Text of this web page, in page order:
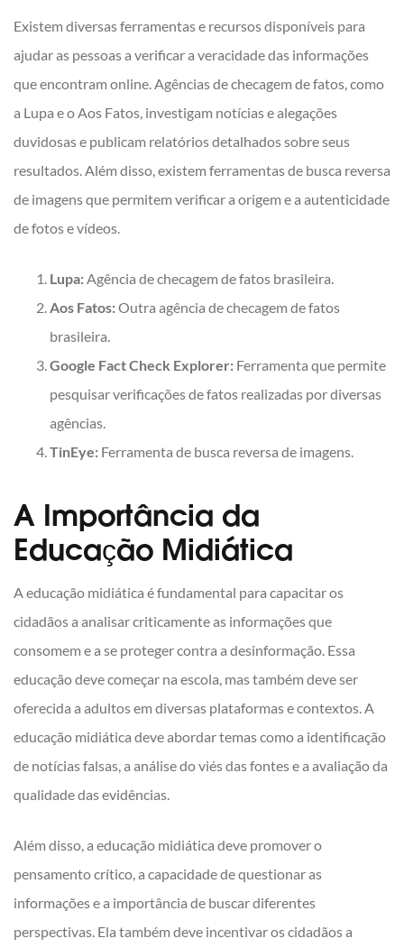
Existem diversas ferramentas e recursos disponíveis para
ajudar as pessoas a verificar a veracidade das informações
que encontram online. Agências de checagem de fatos, como
a Lupa e o Aos Fatos, investigam notícias e alegações
duvidosas e publicam relatórios detalhados sobre seus
resultados. Além disso, existem ferramentas de busca reversa
de imagens que permitem verificar a origem e a autenticidade
de fotos e vídeos.
Lupa: Agência de checagem de fatos brasileira.
Aos Fatos:Outra agência de checagem de fatos
brasileira.
Google Fact Check Explorer: Ferramenta que permite
pesquisar verificações de fatos realizadas por diversas
agências.
TinEye: Ferramenta de busca reversa de imagens.
A Importância da
Educação Midiática
A educação midiática é fundamental para capacitar os
cidadãos a analisar criticamente as informações que
consomem e a se proteger contra a desinformação. Essa
educação deve começar na escola, mas também deve ser
oferecida a adultos em diversas plataformas e contextos. A
educação midiática deve abordar temas como a identificação
de notícias falsas, a análise do viés das fontes e a avaliação da
qualidade das evidências.
Além disso, a educação midiática deve promover o
pensamento crítico, a capacidade de questionar as
informações e a importância de buscar diferentes
perspectivas. Ela também deve incentivar os cidadãos a